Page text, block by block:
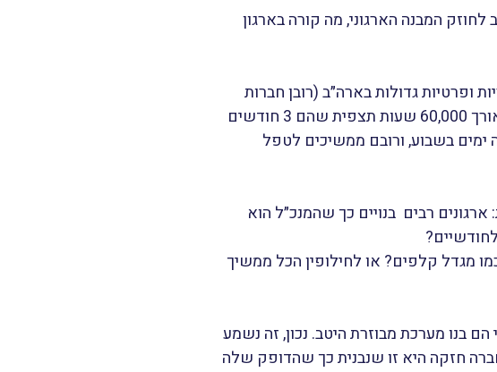
המבנה הארגוני, מה קורה בארגון
גדולות בארה״ב (רובן חברות
בFortune 500), משתמשים בזמן שלהם. החוקרים עקבו אחרי 27 מנכ״לים לאורך 60,000 שעות תצפית שהם 3 חודשים
עובדים בממוצע 9.7 שעות ביום, שישה ימים בשבוע, ורובם ממשיכים לטפל
רבים בנויים כך שהמנכ״ל הוא
מגדל קלפים? או לחילופין הכל ממשיך
בנו מערכת מבוזרת היטב. נכון, זה נשמע
חזקה היא זו שנבנית כך שהדופק שלה